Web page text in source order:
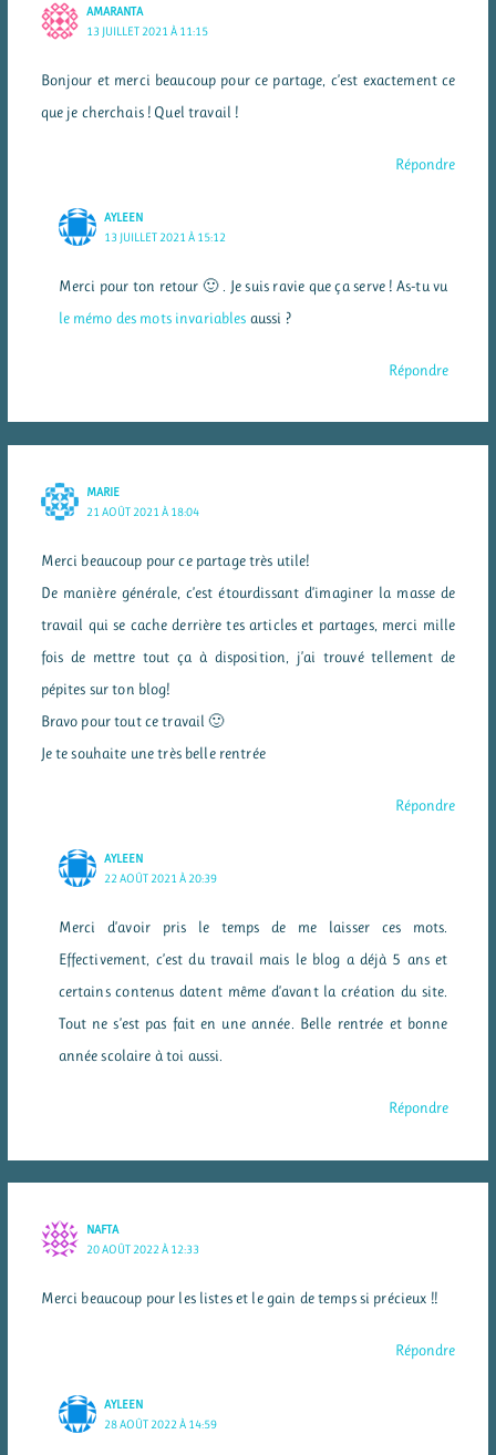
AMARANTA
13 JUILLET 2021 À 11:15
Bonjour et merci beaucoup pour ce partage, c’est exactement ce
que je cherchais ! Quel travail !
Répondre
AYLEEN
13 JUILLET 2021 À 15:12
Merci pour ton retour 🙂 . Je suis ravie que ça serve ! As-tu vu
le mémo des mots invariables aussi ?
Répondre
MARIE
21 AOÛT 2021 À 18:04
Merci beaucoup pour ce partage très utile!
De manière générale, c’est étourdissant d’imaginer la masse de
travail qui se cache derrière tes articles et partages, merci mille
fois de mettre tout ça à disposition, j’ai trouvé tellement de
pépites sur ton blog!
Bravo pour tout ce travail 🙂
Je te souhaite une très belle rentrée
Répondre
AYLEEN
22 AOÛT 2021 À 20:39
Merci d’avoir pris le temps de me laisser ces mots.
Effectivement, c’est du travail mais le blog a déjà 5 ans et
certains contenus datent même d’avant la création du site.
Tout ne s’est pas fait en une année. Belle rentrée et bonne
année scolaire à toi aussi.
Répondre
NAFTA
20 AOÛT 2022 À 12:33
Merci beaucoup pour les listes et le gain de temps si précieux !!
Répondre
AYLEEN
28 AOÛT 2022 À 14:59